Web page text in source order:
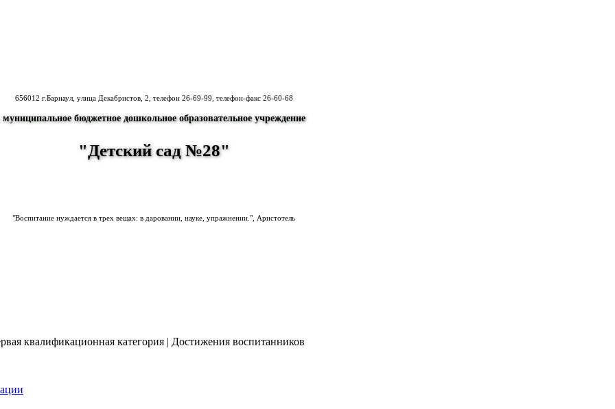
656012 г.Барнаул, улица Декабристов, 2, телефон 26-69-99 , телефон-факс 26-60-68
муниципальное бюджетное дошкольное образовательное учреждение
"Детский сад №28"
"Воспитание нуждается в трех вещах: в даровании, науке, упражнении.", Аристотель
квалификационная категория | Достижения воспитанников